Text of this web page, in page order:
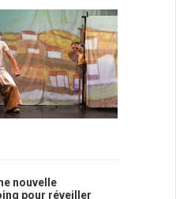
nouvelle
pour réveiller